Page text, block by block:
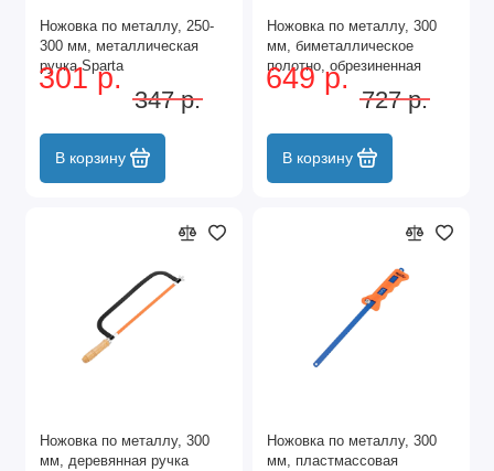
Ножовка по металлу, 250-
300 мм, металлическая
ручка Sparta
301 р.
347 р.
В корзину
Ножовка по металлу, 300
мм, биметаллическое
полотно, обрезиненная
рукоятка Matrix
649 р.
727 р.
В корзину
Ножовка по металлу, 300
мм, деревянная ручка
Ножовка по металлу, 300
мм, пластмассовая